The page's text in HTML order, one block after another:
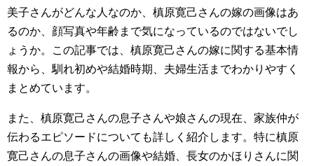
美子さんがどんな人なのか、槙原寛己さんの嫁の画像はあ
るのか、顔写真や年齢まで気になっているのではないでし
ょうか。この記事では、槙原寛己さんの嫁に関する基本情
報から、馴れ初めや結婚時期、夫婦生活までわかりやすく
まとめています。
また、槙原寛己さんの息子さんや娘さんの現在、家族仲が
伝わるエピソードについても詳しく紹介します。特に槙原
寛己さんの息子さんの画像や結婚、長女のかほりさんに関